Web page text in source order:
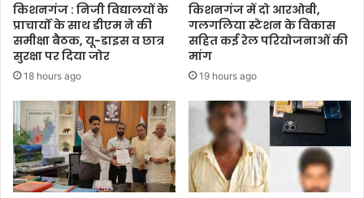
किशनगंज : निजी विद्यालयों के
प्राचार्यों के साथ डीएम ने की
समीक्षा बैठक, यू-डाइस व छात्र
सुरक्षा पर दिया जोर
18 hours ago
किशनगंज में दो आरओबी,
गलगलिया स्टेशन के विकास
सहित कई रेल परियोजनाओं की
मांग
19 hours ago